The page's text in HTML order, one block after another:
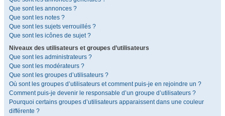
Que sont les annonces ?
Que sont les notes ?
Que sont les sujets verrouillés ?
Que sont les icônes de sujet ?
Niveaux des utilisateurs et groupes d’utilisateurs
Que sont les administrateurs ?
Que sont les modérateurs ?
Que sont les groupes d’utilisateurs ?
Où sont les groupes d’utilisateurs et comment puis-je en rejoindre un ?
Comment puis-je devenir le responsable d’un groupe d’utilisateurs ?
Pourquoi certains groupes d’utilisateurs apparaissent dans une couleur
différente ?